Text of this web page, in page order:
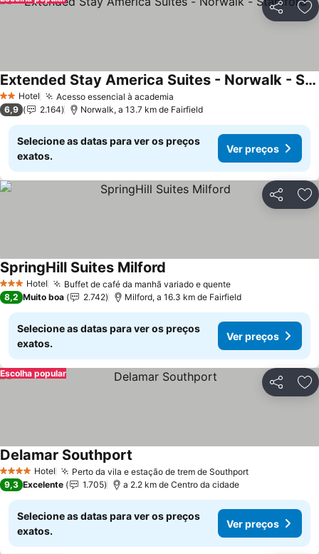
Partilhar
2 Estrelas
Hotel Acesso essencial à academia
Extended Stay America Suites - Norwalk - Stamford
6,9 2.164 Norwalk, a 13.7 km de Fairfield
Selecione as datas para ver os preços
exatos.
Ver preços
Partilhar
3 EstrelasHotel Buffet de café da manhã variado e quente
SpringHill Suites Milford
8,2 Muito boa 2.742 Milford, a 16.3 km de Fairfield
Selecione as datas para ver os preços
exatos.
Ver preços
Partilhar
Escolha popular
4 EstrelasHotel Perto da vila e estação de trem de Southport
Delamar Southport
9,3 Excelente 1.705 a 2.2 km de Centro da cidade
Selecione as datas para ver os preços
exatos.
Ver preços